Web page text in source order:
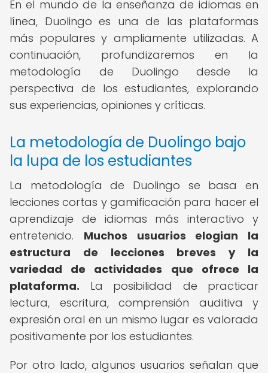
En el mundo de la enseñanza de idiomas en
línea, Duolingo es una de las plataformas
más populares y ampliamente utilizadas. A
continuación, profundizaremos en la
metodología de Duolingo desde la
perspectiva de los estudiantes, explorando
sus experiencias, opiniones y críticas.
La metodología de Duolingo bajo
la lupa de los estudiantes
La metodología de Duolingo se basa en
lecciones cortas y gamificación para hacer el
aprendizaje de idiomas más interactivo y
entretenido. Muchos usuarios elogian la
estructura de lecciones breves y la
variedad de actividades que ofrece la
plataforma. La posibilidad de practicar
lectura, escritura, comprensión auditiva y
expresión oral en un mismo lugar es valorada
positivamente por los estudiantes.
Por otro lado, algunos usuarios señalan que